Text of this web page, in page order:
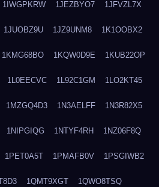
1IWGPKRW 1JEZBYO7 1JFVZL7X
1JUOBZ9U 1JZ9UNM8 1K1OOBX2
1KMG68BO 1KQW0D9E 1KUB22OP
1L0EECVC 1L92C1GM 1LO2KT45
1MZGQ4D3 1N3AELFF 1N3R82X5
1NIPGIQG 1NTYF4RH 1NZ06F8Q
1PET0A5T 1PMAFB0V 1PSGIWB2
1QMT9XGT 1QWO8TSQ